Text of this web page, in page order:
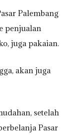
Palembang
penjualan
juga pakaian.
akan juga
setelah
Pasar